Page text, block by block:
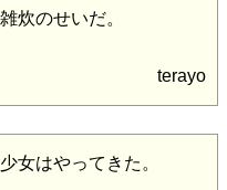
炊のせいだ。
terayo
女はやってきた。